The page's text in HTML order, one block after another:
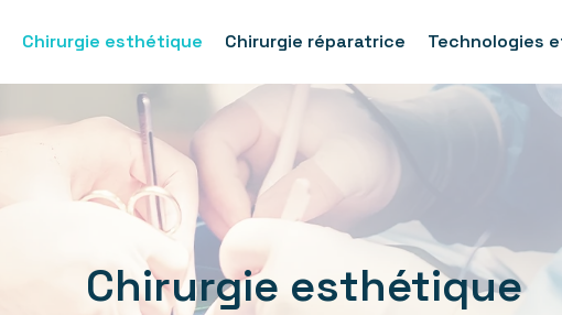
Chirurgie esthétique Chirurgie réparatrice Technologies
Chirurgie esthétique